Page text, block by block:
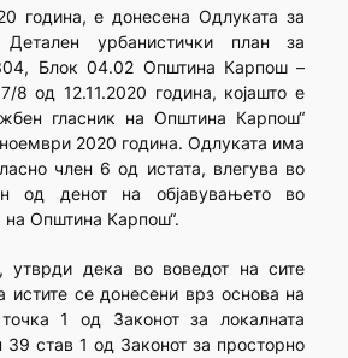
година, е донесена Одлуката за
урбанистички план за
Блок 04.02 Општина Карпош –
8 од 12.11.2020 година, којашто е
гласник на Општина Карпош“
2020 година. Одлуката има
член 6 од истата, влегува во
од денот на објавувањето во
на Општина Карпош“.
утврди дека во воведот на сите
истите се донесени врз основа на
1 од Законот за локалната
став 1 од Законот за просторно